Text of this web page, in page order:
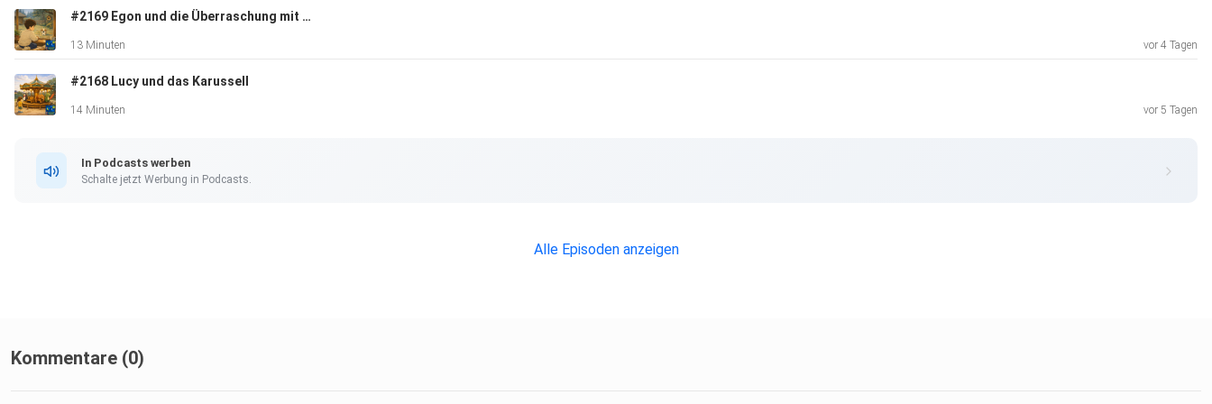
#2169 Egon und die Überraschung mit der Stupsnase
13 Minuten vor 4 Tagen
#2168 Lucy und das Karussell
14 Minuten vor 5 Tagen
In Podcasts werben
Schalte jetzt Werbung in Podcasts.
Alle Episoden anzeigen
Kommentare (0)